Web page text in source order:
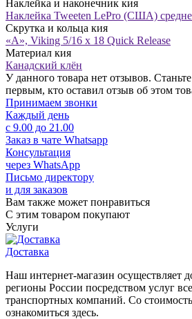
Наклейка и наконечник кия
Наклейка Tweeten LePro (США)
Скрутка и кольца кия
«A», Viking 5/16 x 18 Quick Release
Материал кия
Канадский клён
У данного товара нет отзывов. Станьте
первым, кто оставил отзыв об этом
Принимаем звонки
Каждый день
с 9.00 до 21.00
Заказ в чате Whatsapp
Консультация
через WhatsApp
Письмо директору
и для заказов
Вам также может понравиться
С этим товаром покупают
Услуги
Доставка
Наш интернет-магазин осуществляет
регионы России посредством услуг
транспортных компаний. Со
ознакомиться здесь.